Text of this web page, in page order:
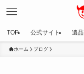
TOP 公式サイト 遺
ホーム ブログ